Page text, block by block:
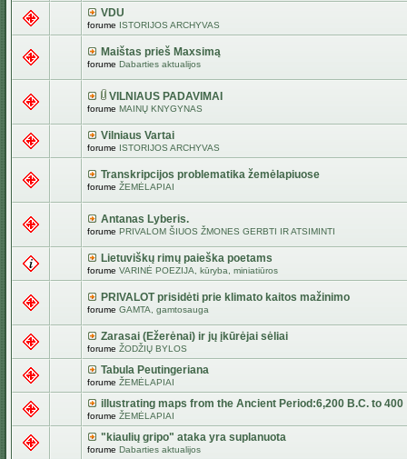
VDU
forume ISTORIJOS ARCHYVAS
Maištas prieš Maxsimą
forume Dabarties aktualijos
VILNIAUS PADAVIMAI
forume MAINŲ KNYGYNAS
Vilniaus Vartai
forume ISTORIJOS ARCHYVAS
Transkripcijos problematika žemėlapiuose
forume ŽEMĖLAPIAI
Antanas Lyberis.
forume PRIVALOM ŠIUOS ŽMONES GERBTI IR ATSIMINTI
Lietuviškų rimų paieška poetams
forume VARINĖ POEZIJA, kūryba, miniatiūros
PRIVALOT prisidėti prie klimato kaitos mažinimo
forume GAMTA, gamtosauga
Zarasai (Ežerėnai) ir jų įkūrėjai sėliai
forume ŽODŽIŲ BYLOS
Tabula Peutingeriana
forume ŽEMĖLAPIAI
illustrating maps from the Ancient Period:6,200 B.C. to 400
forume ŽEMĖLAPIAI
"kiaulių gripo" ataka yra suplanuota
forume Dabarties aktualijos